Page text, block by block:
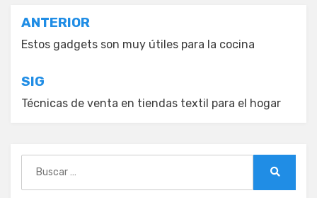
Navegación
de
entradas
ANTERIOR
Estos gadgets son muy útiles para la cocina
SIG
Técnicas de venta en tiendas textil para el hogar